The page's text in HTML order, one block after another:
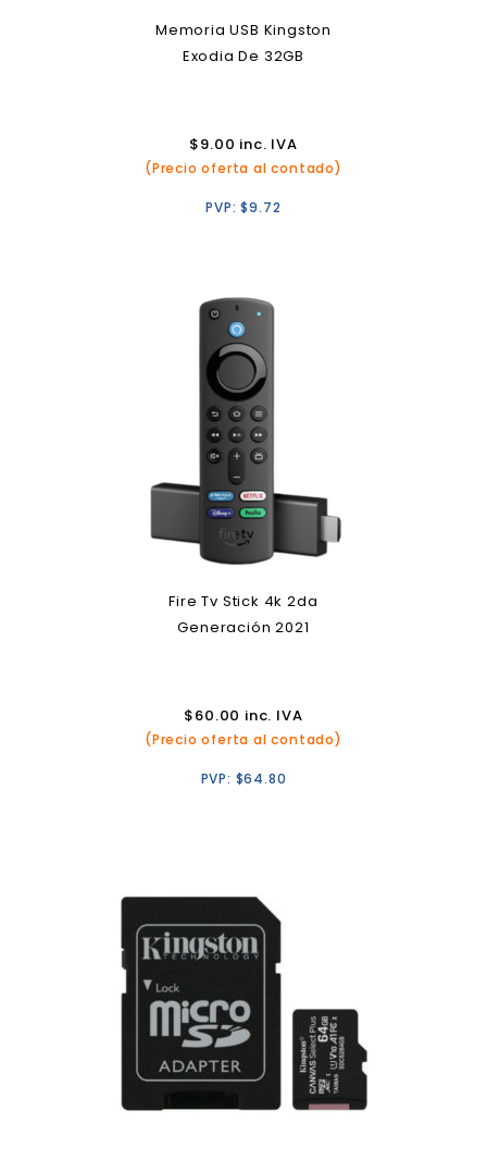
Memoria USB Kingston
Exodia De 32GB
$9.00 inc. IVA
(Precio oferta al contado)
PVP:$9.72
Fire Tv Stick 4k 2da
Generación 2021
$60.00 inc. IVA
(Precio oferta al contado)
PVP: $64.80